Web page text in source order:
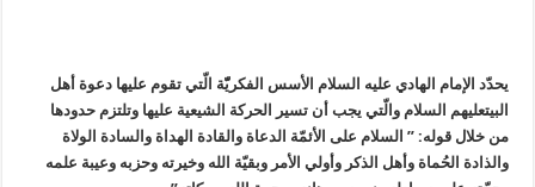
يحدّد الإمام الهادي عليه السلام الأسس الفكريّّة الّتي تقوم عليها دعوة أهل
البيتعليهم السلام والّتي يجب أن تسير الحركة الشيعية عليها وتلتزم حدودها
من خلال قوله: ” السلام على الأئمّة الدعاة والقادة الهداة والسادة الولاة
والذادة الحُماة وأهل الذكر وأولي الأمر وبقيّة الله وخيرته وحزبه وعيبة علمه